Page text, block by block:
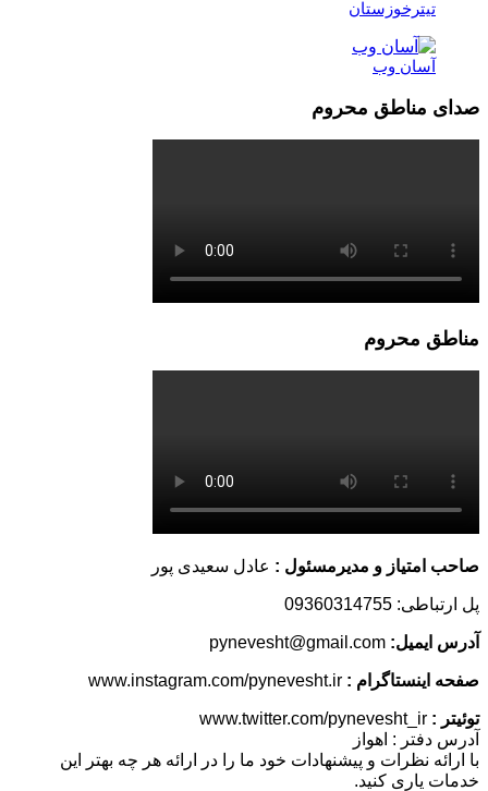
تیترخوزستان
آسان وب
صدای مناطق محروم
مناطق محروم
صاحب امتیاز و مدیرمسئول : عادل سعیدی پور
پل ارتباطی: 09360314755
آدرس ایمیل:
صفحه اینستاگرام :
توئیتر :
آدرس دفتر : اهواز
با ارائه نظرات و پیشنهادات خود ما را در ارائه هر چه بهتر این
خدمات یاری کنید.